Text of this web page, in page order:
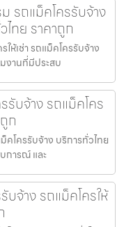
รถแม็คโครรับจ้าง
ไทย ราคาถูก
ห้เช่า รถแม็คโครรับจ้าง
งานที่มีประสบ
รับจ้าง รถแม็คโคร
ก
คโครรับจ้าง บริการทั่วไทย
การณ์ และ
บจ้าง รถแม็คโครให้